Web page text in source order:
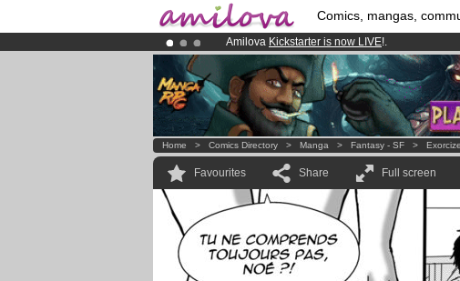
Comics, mangas,
Amilova Kickstarter is now LIVE!.
Premium membership from3.95 eurosper
Already 134393membersand 1208 comics &
Home > Comics Directory > Manga > Fantasy - SF >
Favourites Share Full screen